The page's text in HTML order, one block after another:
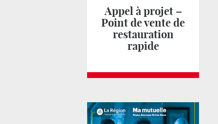
Appel à projet –
Point de vente de
restauration
rapide